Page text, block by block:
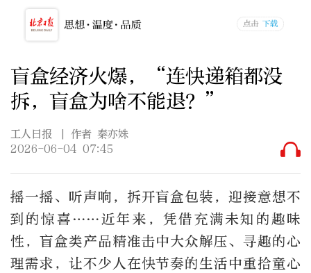
盲盒经济火爆，“连快递箱都没
拆，盲盒为啥不能退？”
工人日报
| 作者 秦亦姝
2026-06-04 07:45
摇一摇、听声响，拆开盲盒包装，迎接意想不
到的惊喜……近年来，凭借充满未知的趣味
性，盲盒类产品精准击中大众解压、寻趣的心
理需求，让不少人在快节奏的生活中重拾童心